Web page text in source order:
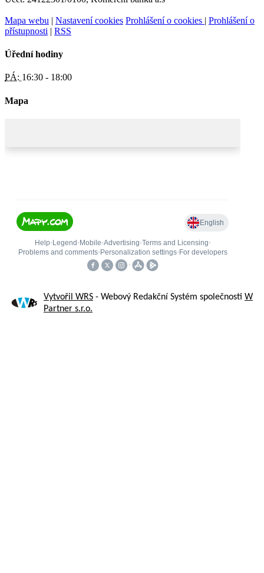
Mapa webu | Nastavení cookies Prohlášení o cookies | Prohlášení o
přístupnosti | RSS
Úřední hodiny
PÁ: 16:30 - 18:00
Mapa
Vytvořil WRS - Webový Redakční Systém společnosti W
Partner s.r.o.